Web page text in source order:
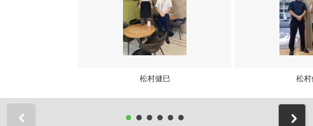
松村健巳 松村